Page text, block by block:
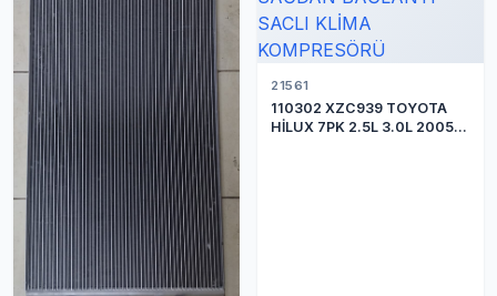
21561
110302 XZC939 TOYOTA
HİLUX 7PK 2.5L 3.0L 2005